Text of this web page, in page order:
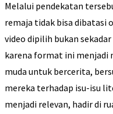
Melalui pendekatan
remaja tidak bisa dibatasi
video dipilih bukan
karena format ini menjadi
muda untuk bercerita,
mereka terhadap isu-isu
menjadi relevan, hadir di